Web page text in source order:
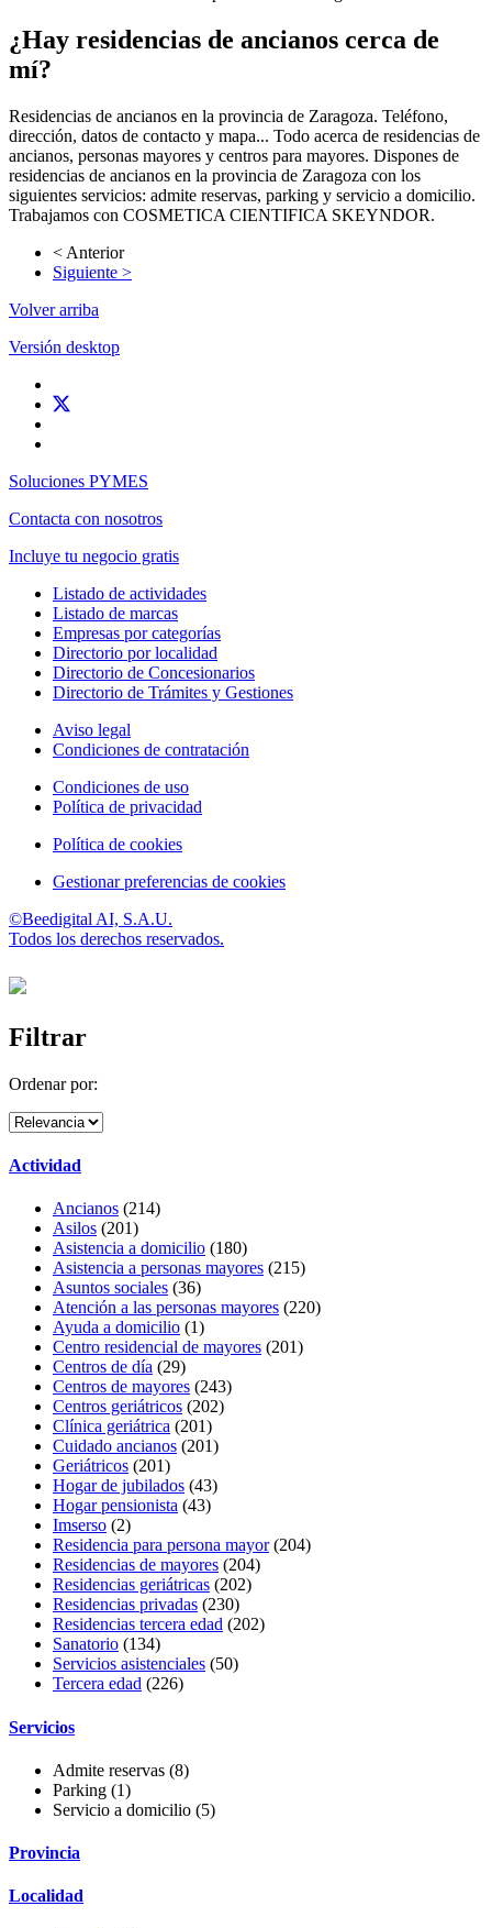
¿Hay residencias de ancianos cerca de
mí?
Residencias de ancianos en la provincia de Zaragoza. Teléfono,
dirección, datos de contacto y mapa... Todo acerca de residencias de
ancianos, personas mayores y centros para mayores. Dispones de
residencias de ancianos en la provincia de Zaragoza con los
siguientes servicios: admite reservas, parking y servicio a domicilio.
Trabajamos con COSMETICA CIENTIFICA SKEYNDOR.
< Anterior
Siguiente >
Volver arriba
Versión desktop
Soluciones PYMES
Contacta con nosotros
Incluye tu negocio gratis
Listado de actividades
Listado de marcas
Empresas por categorías
Directorio por localidad
Directorio de Concesionarios
Directorio de Trámites y Gestiones
Aviso legal
Condiciones de contratación
Condiciones de uso
Política de privacidad
Política de cookies
Gestionar preferencias de cookies
©Beedigital AI, S.A.U.
Todos los derechos reservados.
Filtrar
Ordenar por:
Actividad
Ancianos (214)
Asilos (201)
Asistencia a domicilio (180)
Asistencia a personas mayores (215)
Asuntos sociales (36)
Atención a las personas mayores (220)
Ayuda a domicilio (1)
Centro residencial de mayores (201)
Centros de día (29)
Centros de mayores (243)
Centros geriátricos (202)
Clínica geriátrica (201)
Cuidado ancianos (201)
Geriátricos (201)
Hogar de jubilados (43)
Hogar pensionista (43)
Imserso (2)
Residencia para persona mayor(204)
Residencias de mayores (204)
Residencias geriátricas (202)
Residencias privadas (230)
Residencias tercera edad (202)
Sanatorio (134)
Servicios asistenciales (50)
Tercera edad (226)
Servicios
Admite reservas (8)
Parking (1)
Servicio a domicilio (5)
Provincia
Localidad